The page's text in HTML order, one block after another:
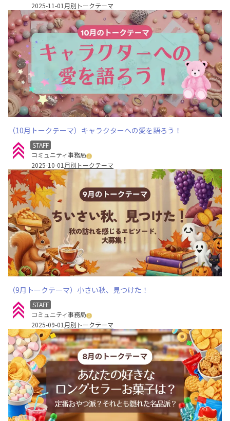
2025-11-01 月別トークテーマ
（10月トークテーマ）キャラクターへの愛を語ろう！
STAFF
コミュニティ事務局
2025-10-01 月別トークテーマ
（9月トークテーマ）小さい秋、見つけた！
STAFF
コミュニティ事務局
2025-09-01 月別トークテーマ